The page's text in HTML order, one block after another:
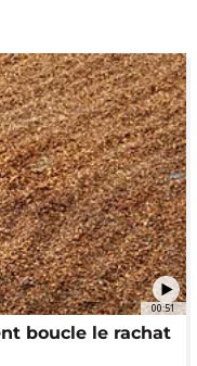
00:51
boucle le rachat